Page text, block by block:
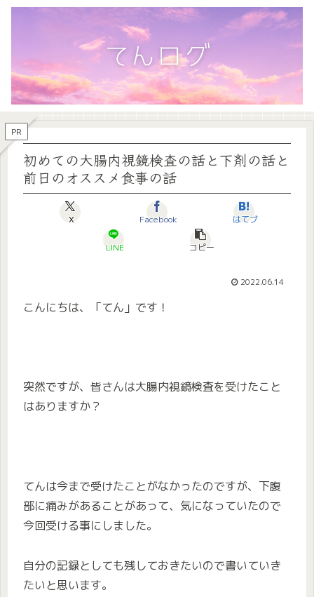
PR
初めての大腸内視鏡検査の話と下剤の話と
前日のオススメ食事の話
X Facebook はてブ
LINE コピー
2022.06.14
こんにちは、「てん」です！
突然ですが、皆さんは大腸内視鏡検査を受けたこと
はありますか？
てんは今まで受けたことがなかったのですが、下腹
部に痛みがあることがあって、気になっていたので
今回受ける事にしました。
自分の記録としても残しておきたいので書いていき
たいと思います。